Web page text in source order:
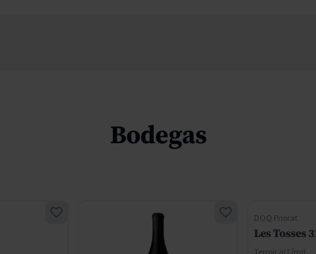
Bodegas
DOQ Priorat
Les Tosses
Terroir al Límit